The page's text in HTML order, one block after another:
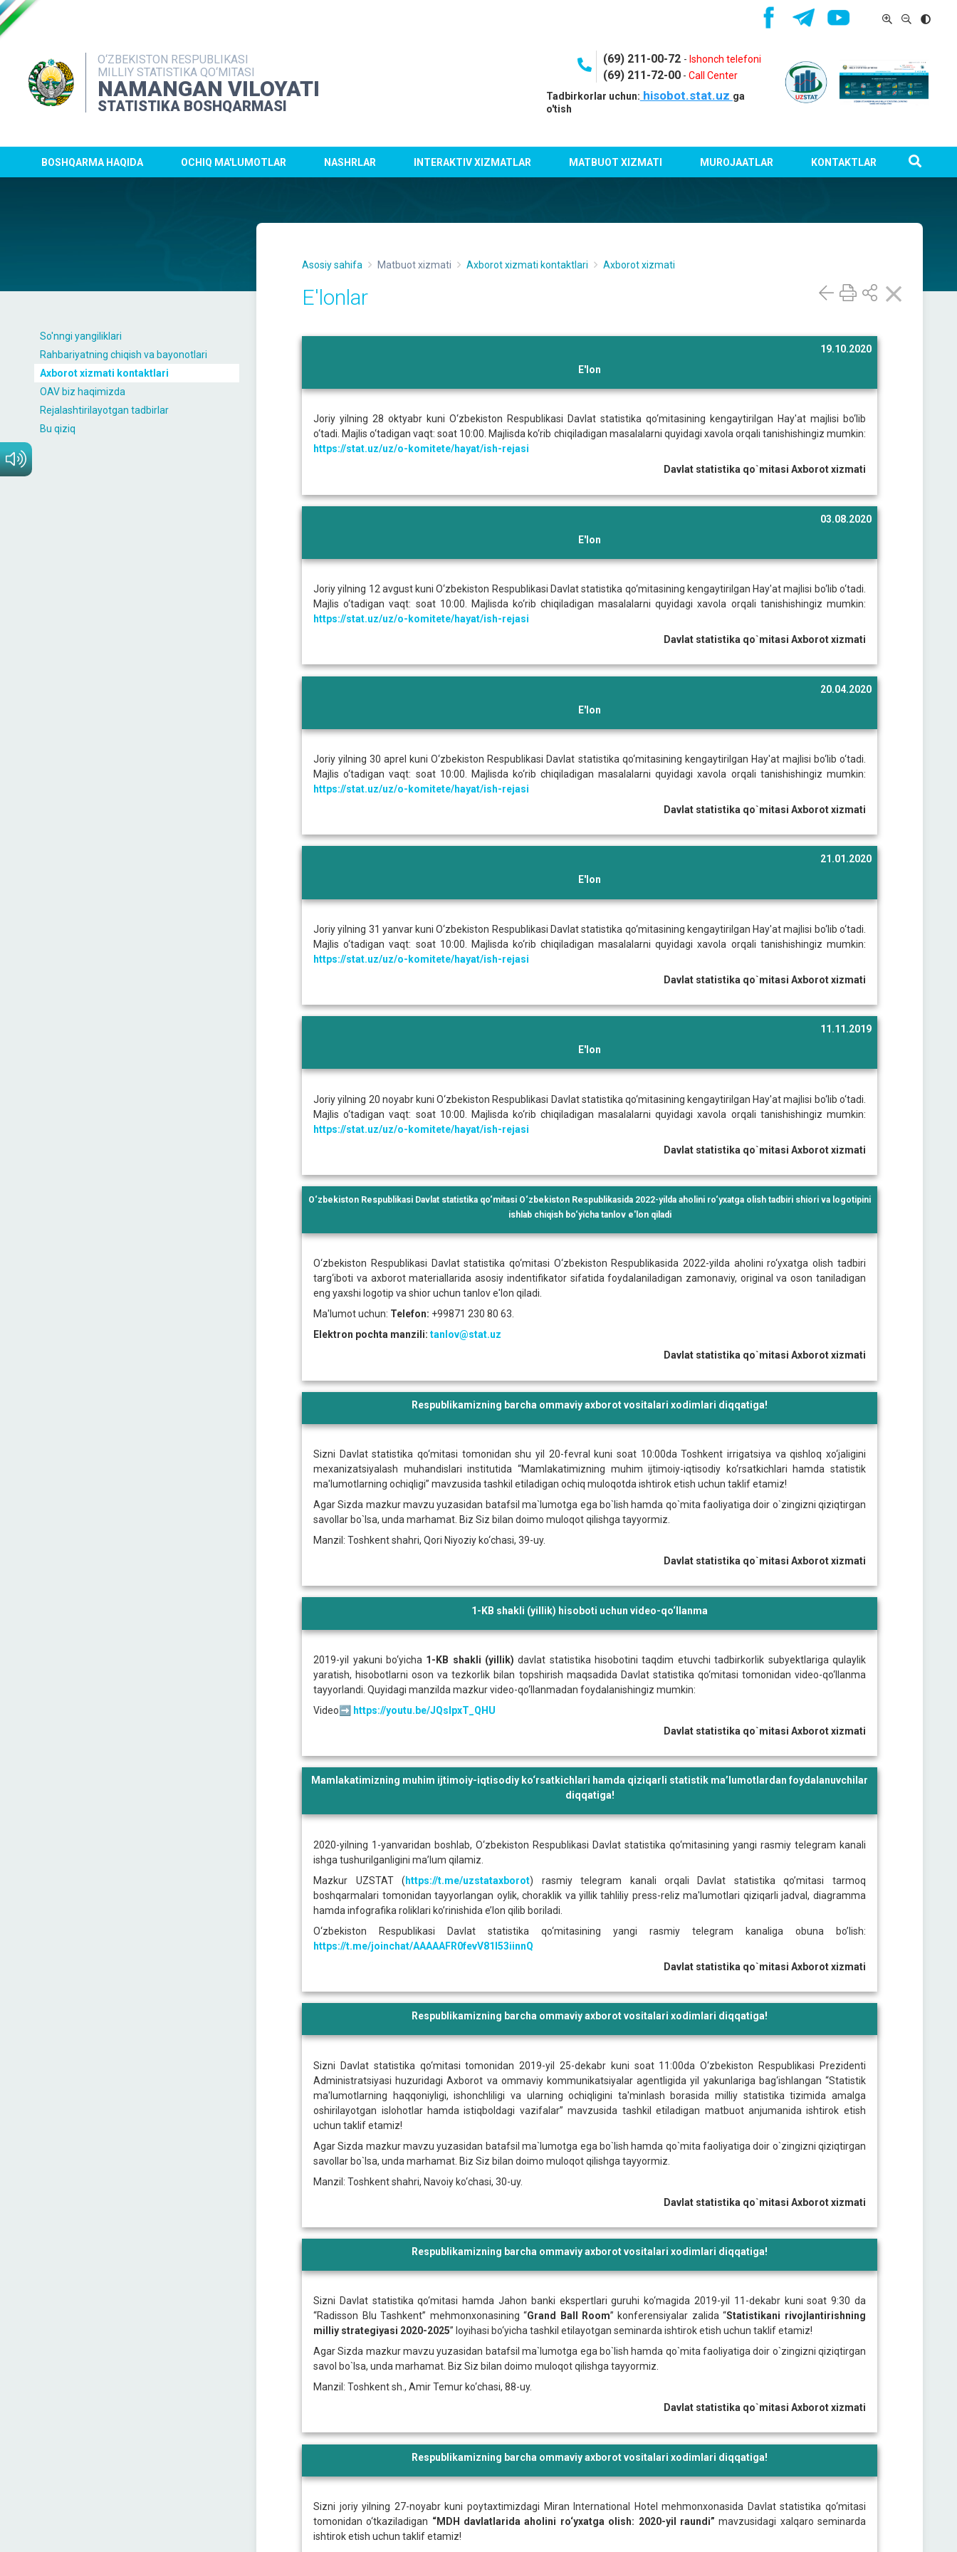
O‘ZBEKISTON RESPUBLIKASI
MILLIY STATISTIKA QO‘MITASI
NAMANGAN VILOYATI
STATISTIKA BOSHQARMASI
(69) 211-00-72 - Ishonch telefoni
(69) 211-72-00- Call Center
Tadbirkorlar uchun: hisobot.stat.uz ga
o'tish
BOSHQARMA HAQIDA OCHIQ MA'LUMOTLAR NASHRLAR INTERAKTIV XIZMATLAR MATBUOT XIZMATI MUROJAATLAR KONTAKTLAR
So'nngi yangiliklari
Rahbariyatning chiqish va bayonotlari
Axborot xizmati kontaktlari
OAV biz haqimizda
Rejalashtirilayotgan tadbirlar
Bu qiziq
Asosiy sahifa Matbuot xizmati Axborot xizmati kontaktlari Axborot xizmati
E'lonlar
19.10.2020
E'lon
Joriy yilning 28 oktyabr kuni O‘zbekiston Respublikasi Davlat statistika qo‘mitasining kengaytirilgan Hay'at majlisi bo‘lib
o‘tadi. Majlis o‘tadigan vaqt: soat 10:00. Majlisda ko‘rib chiqiladigan masalalarni quyidagi xavola orqali tanishishingiz mumkin:
https://stat.uz/uz/o-komitete/hayat/ish-rejasi
Davlat statistika qo`mitasi Axborot xizmati
03.08.2020
E'lon
Joriy yilning 12 avgust kuni O‘zbekiston Respublikasi Davlat statistika qo‘mitasining kengaytirilgan Hay'at majlisi bo‘lib o‘tadi.
Majlis o‘tadigan vaqt: soat 10:00. Majlisda ko‘rib chiqiladigan masalalarni quyidagi xavola orqali tanishishingiz mumkin:
https://stat.uz/uz/o-komitete/hayat/ish-rejasi
Davlat statistika qo`mitasi Axborot xizmati
20.04.2020
E'lon
Joriy yilning 30 aprel kuni O‘zbekiston Respublikasi Davlat statistika qo‘mitasining kengaytirilgan Hay'at majlisi bo‘lib o‘tadi.
Majlis o‘tadigan vaqt: soat 10:00. Majlisda ko‘rib chiqiladigan masalalarni quyidagi xavola orqali tanishishingiz mumkin:
https://stat.uz/uz/o-komitete/hayat/ish-rejasi
Davlat statistika qo`mitasi Axborot xizmati
21.01.2020
E'lon
Joriy yilning 31 yanvar kuni O‘zbekiston Respublikasi Davlat statistika qo‘mitasining kengaytirilgan Hay'at majlisi bo‘lib o‘tadi.
Majlis o‘tadigan vaqt: soat 10:00. Majlisda ko‘rib chiqiladigan masalalarni quyidagi xavola orqali tanishishingiz mumkin:
https://stat.uz/uz/o-komitete/hayat/ish-rejasi
Davlat statistika qo`mitasi Axborot xizmati
11.11.2019
E'lon
Joriy yilning 20 noyabr kuni O‘zbekiston Respublikasi Davlat statistika qo‘mitasining kengaytirilgan Hay'at majlisi bo‘lib o‘tadi.
Majlis o‘tadigan vaqt: soat 10:00. Majlisda ko‘rib chiqiladigan masalalarni quyidagi xavola orqali tanishishingiz mumkin:
https://stat.uz/uz/o-komitete/hayat/ish-rejasi
Davlat statistika qo`mitasi Axborot xizmati
O‘zbekiston Respublikasi Davlat statistika qo‘mitasi O‘zbekiston Respublikasida 2022-yilda aholini ro‘yxatga olish tadbiri shiori va logotipini
ishlab chiqish bo‘yicha tanlov e'lon qiladi
O‘zbekiston Respublikasi Davlat statistika qo‘mitasi O‘zbekiston Respublikasida 2022-yilda aholini ro‘yxatga olish tadbiri
targ‘iboti va axborot materiallarida asosiy indentifikator sifatida foydalaniladigan zamonaviy, original va oson taniladigan
eng yaxshi logotip va shior uchun tanlov e'lon qiladi.
Ma'lumot uchun: Telefon: +99871 230 80 63.
Elektron pochta manzili:tanlov@stat.uz
Davlat statistika qo`mitasi Axborot xizmati
Respublikamizning barcha ommaviy axborot vositalari xodimlari diqqatiga!
Sizni Davlat statistika qo‘mitasi tomonidan shu yil 20-fevral kuni soat 10:00da Toshkent irrigatsiya va qishloq xo‘jaligini
mexanizatsiyalash muhandislari institutida “Mamlakatimizning muhim ijtimoiy-iqtisodiy ko‘rsatkichlari hamda statistik
ma'lumotlarning ochiqligi” mavzusida tashkil etiladigan ochiq muloqotda ishtirok etish uchun taklif etamiz!
Agar Sizda mazkur mavzu yuzasidan batafsil ma`lumotga ega bo`lish hamda qo`mita faoliyatiga doir o`zingizni qiziqtirgan
savollar bo`lsa, unda marhamat. Biz Siz bilan doimo muloqot qilishga tayyormiz.
Manzil: Toshkent shahri, Qori Niyoziy ko‘chasi, 39-uy.
Davlat statistika qo`mitasi Axborot xizmati
1-KB shakli (yillik) hisoboti uchun video-qo‘llanma
2019-yil yakuni bo‘yicha 1-KB shakli (yillik)davlat statistika hisobotini taqdim etuvchi tadbirkorlik subyektlariga qulaylik
yaratish, hisobotlarni oson va tezkorlik bilan topshirish maqsadida Davlat statistika qo‘mitasi tomonidan video-qo‘llanma
tayyorlandi. Quyidagi manzilda mazkur video-qo‘llanmadan foydalanishingiz mumkin:
Video➡️ https://youtu.be/JQsIpxT_QHU
Davlat statistika qo`mitasi Axborot xizmati
Mamlakatimizning muhim ijtimoiy-iqtisodiy ko‘rsatkichlari hamda qiziqarli statistik ma’lumotlardan foydalanuvchilar
diqqatiga!
2020-yilning 1-yanvaridan boshlab, O‘zbekiston Respublikasi Davlat statistika qo‘mitasining yangi rasmiy telegram kanali
ishga tushurilganligini ma’lum qilamiz.
Mazkur UZSTAT ( https://t.me/uzstataxborot) rasmiy telegram kanali orqali Davlat statistika qo’mitasi tarmoq
boshqarmalari tomonidan tayyorlangan oylik, choraklik va yillik tahliliy press-reliz ma'lumotlari qiziqarli jadval, diagramma
hamda infografika roliklari ko’rinishida e’lon qilib boriladi.
O‘zbekiston Respublikasi Davlat statistika qo‘mitasining yangi rasmiy telegram kanaliga obuna bo’lish:
https://t.me/joinchat/AAAAAFR0fevV81l53iinnQ
Davlat statistika qo`mitasi Axborot xizmati
Respublikamizning barcha ommaviy axborot vositalari xodimlari diqqatiga!
Sizni Davlat statistika qo‘mitasi tomonidan 2019-yil 25-dekabr kuni soat 11:00da O‘zbekiston Respublikasi Prezidenti
Administratsiyasi huzuridagi Axborot va ommaviy kommunikatsiyalar agentligida yil yakunlariga bag‘ishlangan “Statistik
ma'lumotlarning haqqoniyligi, ishonchliligi va ularning ochiqligini ta'minlash borasida milliy statistika tizimida amalga
oshirilayotgan islohotlar hamda istiqboldagi vazifalar” mavzusida tashkil etiladigan matbuot anjumanida ishtirok etish
uchun taklif etamiz!
Agar Sizda mazkur mavzu yuzasidan batafsil ma`lumotga ega bo`lish hamda qo`mita faoliyatiga doir o`zingizni qiziqtirgan
savollar bo`lsa, unda marhamat. Biz Siz bilan doimo muloqot qilishga tayyormiz.
Manzil: Toshkent shahri, Navoiy ko‘chasi, 30-uy.
Davlat statistika qo`mitasi Axborot xizmati
Respublikamizning barcha ommaviy axborot vositalari xodimlari diqqatiga!
Sizni Davlat statistika qo‘mitasi hamda Jahon banki ekspertlari guruhi ko‘magida 2019-yil 11-dekabr kuni soat 9:30 da
“Radisson Blu Tashkent” mehmonxonasining “Grand Ball Room” konferensiyalar zalida “Statistikani rivojlantirishning
milliy strategiyasi 2020-2025” loyihasi bo‘yicha tashkil etilayotgan seminarda ishtirok etish uchun taklif etamiz!
Agar Sizda mazkur mavzu yuzasidan batafsil ma`lumotga ega bo`lish hamda qo`mita faoliyatiga doir o`zingizni qiziqtirgan
savol bo`lsa, unda marhamat. Biz Siz bilan doimo muloqot qilishga tayyormiz.
Manzil: Toshkent sh., Amir Temur ko‘chasi, 88-uy.
Davlat statistika qo`mitasi Axborot xizmati
Respublikamizning barcha ommaviy axborot vositalari xodimlari diqqatiga!
Sizni joriy yilning 27-noyabr kuni poytaxtimizdagi Miran International Hotel mehmonxonasida Davlat statistika qo‘mitasi
tomonidan o‘tkaziladigan “MDH davlatlarida aholini ro‘yxatga olish: 2020-yil raundi” mavzusidagi xalqaro seminarda
ishtirok etish uchun taklif etamiz!